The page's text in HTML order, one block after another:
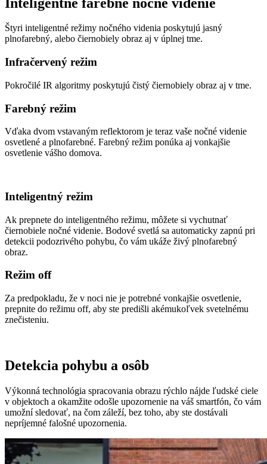
Štyri inteligentné režimy nočného videnia poskytujú jasný
plnofarebný, alebo čiernobiely obraz aj v úplnej tme.
Infračervený režim
Pokročilé IR algoritmy poskytujú čistý čiernobiely obraz aj v tme.
Farebný režim
Vďaka dvom vstavaným reflektorom je teraz vaše nočné videnie
osvetlené a plnofarebné. Farebný režim ponúka aj vonkajšie
osvetlenie vášho domova.
Inteligentný režim
Ak prepnete do inteligentného režimu, môžete si vychutnať
čiernobiele nočné videnie. Bodové svetlá sa automaticky zapnú pri
detekcii podozrivého pohybu, čo vám ukáže živý plnofarebný
obraz.
Režim off
Za predpokladu, že v noci nie je potrebné vonkajšie osvetlenie,
prepnite do režimu off, aby ste predišli akémukoľvek svetelnému
znečisteniu.
Detekcia pohybu a osôb
Výkonná technológia spracovania obrazu rýchlo nájde ľudské ciele
v objektoch a okamžite odošle upozornenie na váš smartfón, čo vám
umožní sledovať, na čom záleží, bez toho, aby ste dostávali
nepríjemné falošné upozornenia.